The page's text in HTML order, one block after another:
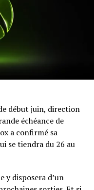
début juin, direction
échéance de
a confirmé sa
se tiendra du 26 au
y disposera d’un